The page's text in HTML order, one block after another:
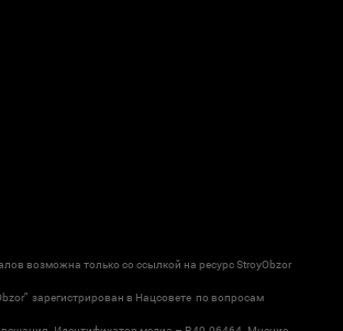
возможна только со ссылкой на ресурс StroyObzor
зарегистрирован в Нацсовете по вопросам